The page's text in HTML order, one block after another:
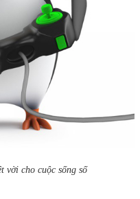
vời cho cuộc sống số